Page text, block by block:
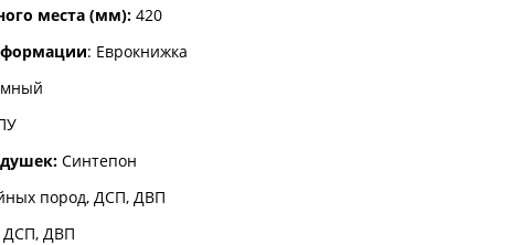
места (мм): 420
: Еврокнижка
Синтепон
пород, ДСП, ДВП
ДСП, ДВП